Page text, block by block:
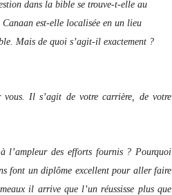
dans la bible se trouve-t-elle au
est-elle localisée en un lieu
Mais de quoi s’agit-il exactement ?
vous. Il s’agit de votre carrière, de votre
l’ampleur des efforts fournis ? Pourquoi
font un diplôme excellent pour aller faire
il arrive que l’un réussisse plus que